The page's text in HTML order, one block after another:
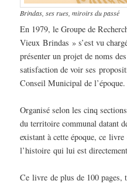
Brindas, ses rues, miroirs du passé
En 1979, le Groupe de
Vieux Brindas » s’est vu
présenter un projet de noms
satisfaction de voir ses
Conseil Municipal de l’époque.
Organisé selon les cinq
du territoire communal datant
existant à cette époque, ce
l’histoire qui lui est
Ce livre de plus de 100 pages,